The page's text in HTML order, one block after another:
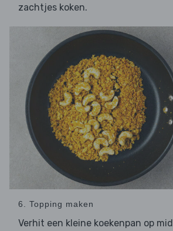
zachtjes koken.
6. Topping maken
Verhit een kleine koekenpan op